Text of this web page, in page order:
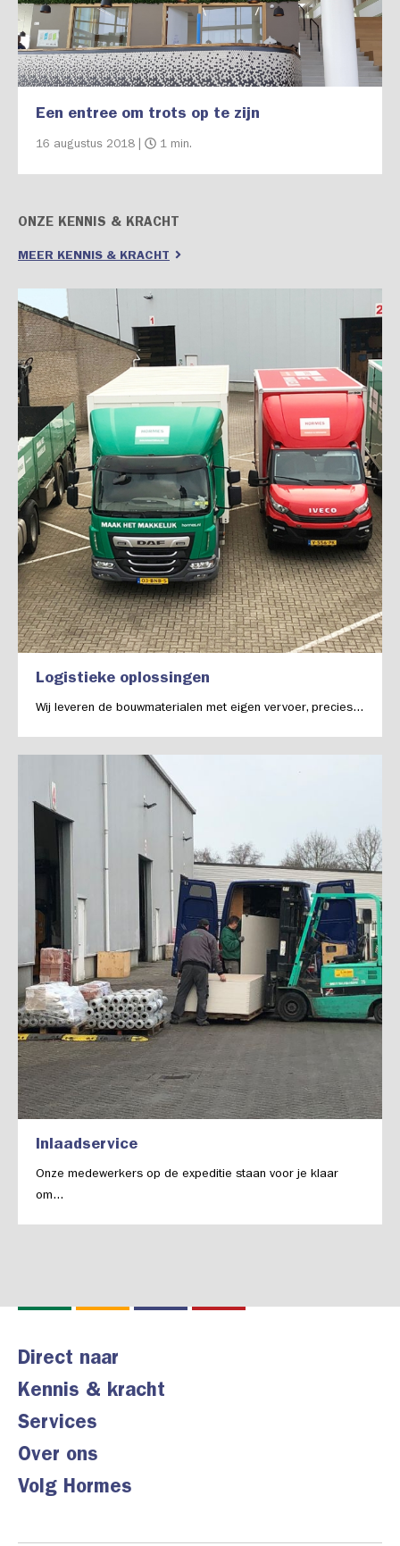
Een entree om trots op te zijn
16 augustus 2018 | 1 min.
ONZE KENNIS & KRACHT
MEER KENNIS & KRACHT
Logistieke oplossingen
Wij leveren de bouwmaterialen met eigen vervoer, precies...
Inlaadservice
Onze medewerkers op de expeditie staan voor je klaar
om...
Direct naar
Kennis & kracht
Services
Over ons
Volg Hormes